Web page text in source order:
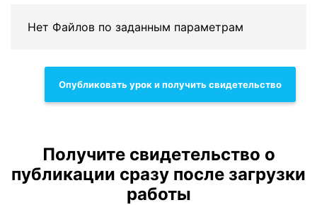
Нет Файлов по заданным параметрам
Опубликовать урок и получить свидетельство
Получите свидетельство о
публикации сразу после загрузки
работы